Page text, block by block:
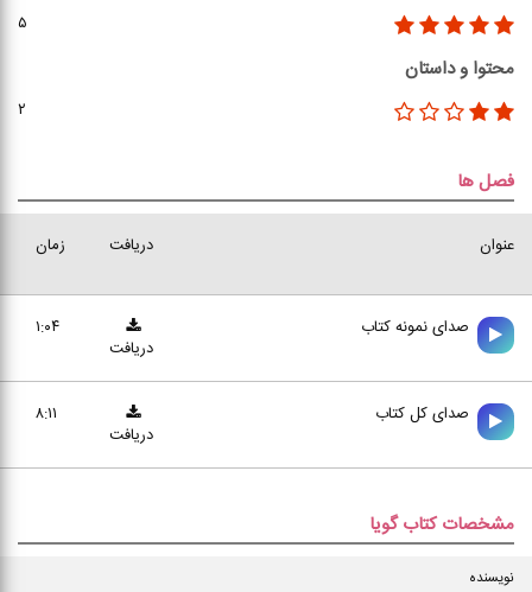
۵
محتوا و داستان
۲
فصل ها
عنوان زمان دریافت
صدای نمونه کتاب
۱:۰۴
دریافت
صدای کل کتاب
۸:۱۱
دریافت
مشخصات کتاب گویا
نویسنده